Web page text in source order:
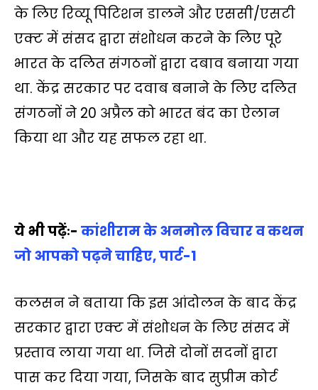
के लिए रिव्यू पिटिशन डालने और एससी/एसटी
एक्ट में संसद द्वारा संशोधन करने के लिए पूरे
भारत के दलित संगठनों द्वारा दबाव बनाया गया
था. केंद्र सरकार पर दवाब बनाने के लिए दलित
संगठनों ने 20 अप्रैल को भारत बंद का ऐलान
किया था और यह सफल रहा था.
ये भी पढ़ेंः- कांशीराम के अनमोल विचार व कथन
जो आपको पढ़ने चाहिए, पार्ट-1
कलसन ने बताया कि इस आंदोलन के बाद केंद्र
सरकार द्वारा एक्ट में संशोधन के लिए संसद में
प्रस्ताव लाया गया था. जिसे दोनों सदनों द्वारा
पास कर दिया गया, जिसके बाद सुप्रीम कोर्ट